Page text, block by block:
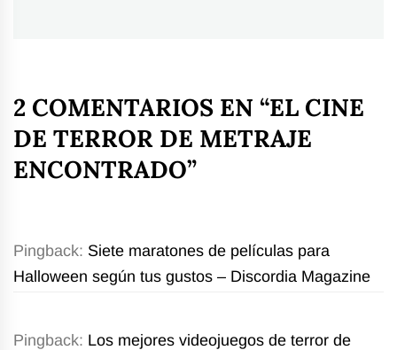
2 COMENTARIOS EN “EL CINE
DE TERROR DE METRAJE
ENCONTRADO”
Pingback: Siete maratones de películas para
Halloween según tus gustos – Discordia Magazine
Pingback: Los mejores videojuegos de terror de